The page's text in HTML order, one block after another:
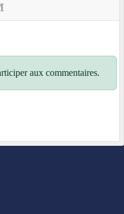
aux commentaires.